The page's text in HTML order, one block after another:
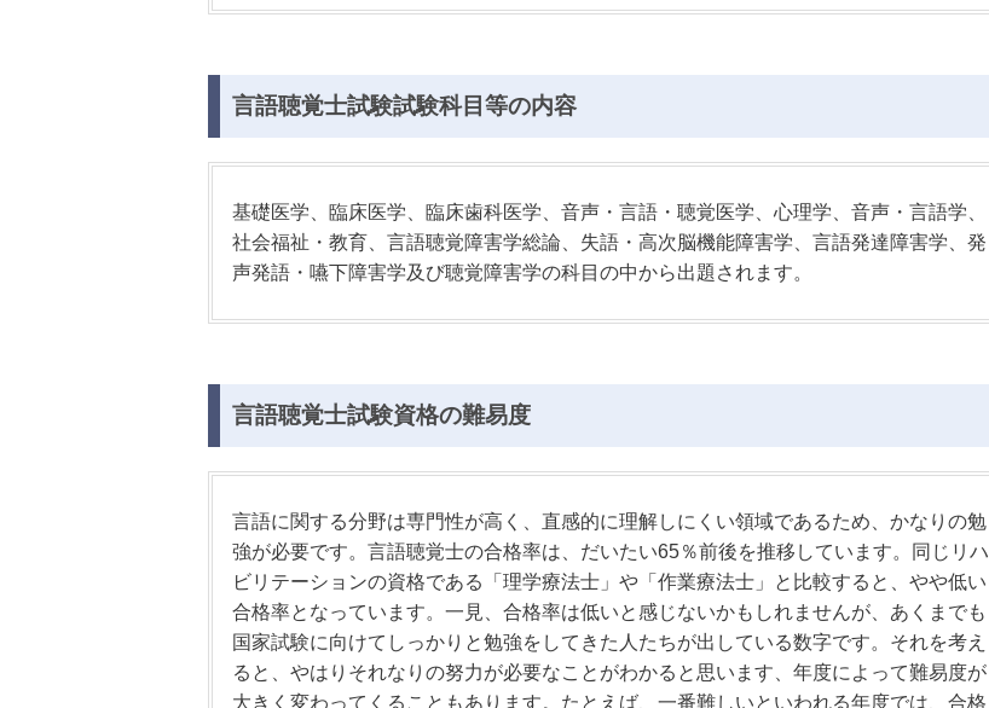
言語聴覚士試験試験科目等の内容
基礎医学、臨床医学、臨床歯科医学、音声・言語・聴覚医学、心理学、音声・言語学、
社会福祉・教育、言語聴覚障害学総論、失語・高次脳機能障害学、言語発達障害学、発
声発語・嚥下障害学及び聴覚障害学の科目の中から出題されます。
言語聴覚士試験資格の難易度
言語に関する分野は専門性が高く、直感的に理解しにくい領域であるため、かなりの勉
強が必要です。言語聴覚士の合格率は、だいたい65％前後を推移しています。同じリハ
ビリテーションの資格である「理学療法士」や「作業療法士」と比較すると、やや低い
合格率となっています。一見、合格率は低いと感じないかもしれませんが、あくまでも
国家試験に向けてしっかりと勉強をしてきた人たちが出している数字です。それを考え
ると、やはりそれなりの努力が必要なことがわかると思います、年度によって難易度が
大きく変わってくることもあります。たとえば、一番難しいといわれる年度では、合格